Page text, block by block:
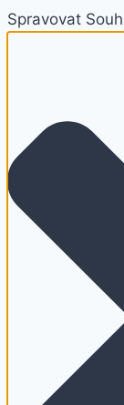
Spravovat